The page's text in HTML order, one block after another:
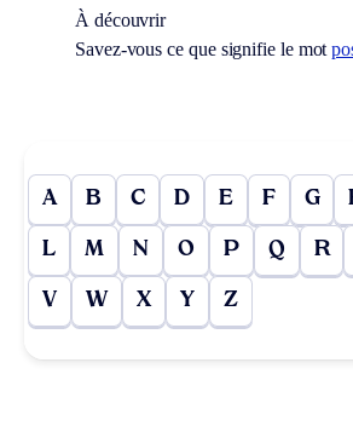
À découvrir
Savez-vous ce que signifie le mot
A B C D E F G
L M N O P Q R
V W X Y Z